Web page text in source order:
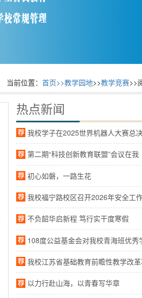
当前位置： 首页>>教学园地>>教学竞赛>>
热点新闻
我校学子在2025世界机器人大赛总
第二期“科技创新教育联盟”会议在我
初心如磐，一路生花
我校福宁路校区召开2026年安全工
不负韶华启新程 笃行实干度寒假
108度公益基金会对我校青海班优秀
我校江苏省基础教育前瞻性教学改
以力行赴山海，以青春写华章